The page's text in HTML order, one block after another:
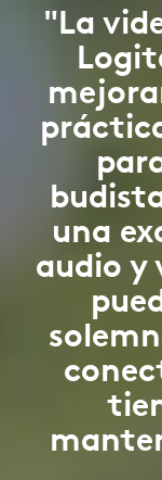
"La
una
audio y